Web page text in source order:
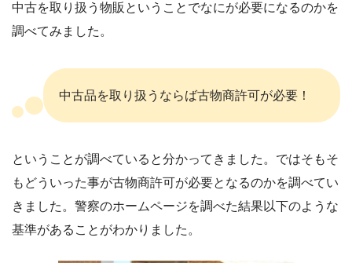
中古を取り扱う物販ということでなにが必要になるのかを
調べてみました。
中古品を取り扱うならば古物商許可が必要！
ということが調べていると分かってきました。ではそもそ
もどういった事が古物商許可が必要となるのかを調べてい
きました。警察のホームページを調べた結果以下のような
基準があることがわかりました。